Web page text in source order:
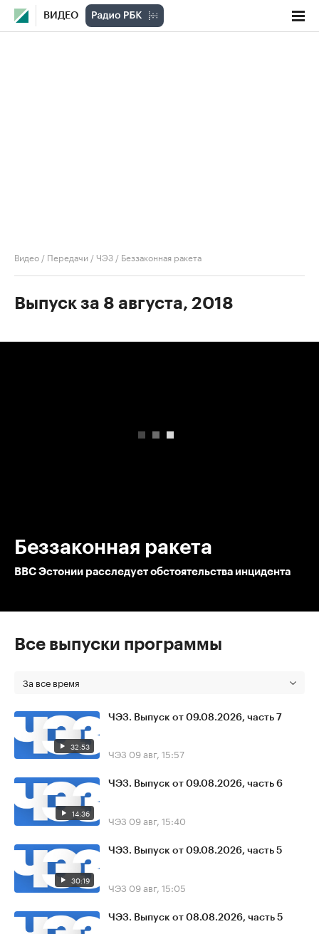
ВИДЕО
Видео / Передачи /ЧЭЗ / Беззаконная ракета
Выпуск за 8 августа, 2018
Беззаконная ракета
ВВС Эстонии расследует обстоятельства инцидента
Все выпуски программы
За все время
32:53
ЧЭЗ. Выпуск от 09.08.2026, часть 7
ЧЭЗ 09 авг, 15:57
14:36
ЧЭЗ. Выпуск от 09.08.2026, часть 6
ЧЭЗ 09 авг, 15:40
30:19
ЧЭЗ. Выпуск от 09.08.2026, часть 5
ЧЭЗ 09 авг, 15:05
ЧЭЗ. Выпуск от 08.08.2026, часть 5